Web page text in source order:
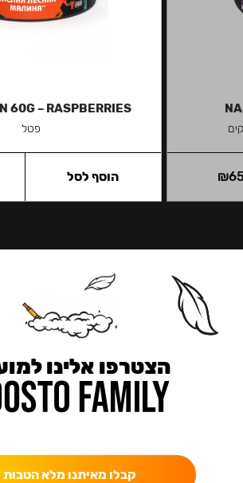
₪
60G – RASPBERRIES
פטל
הוסף לסל
הצטרפו אלינו
קבלו מאיתנו מלא הטבות